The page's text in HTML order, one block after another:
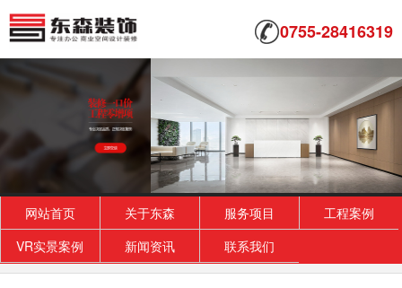
0755-28416319
网站首页 关于东森 服务项目
工程案例
VR实景案例
新闻资讯 联系我们